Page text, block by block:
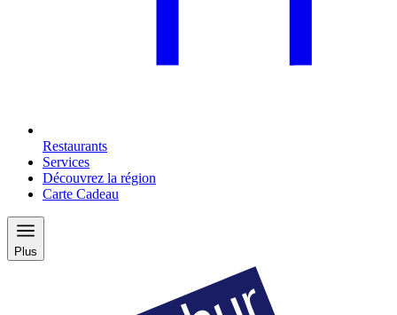
Restaurants
Services
Découvrez la région
Carte Cadeau
Plus